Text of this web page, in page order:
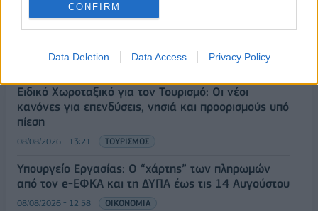
CONFIRM
Data Deletion Data Access Privacy Policy
Δυτική Αττική: Η επόμενη ημέρα μετά τις πυρκαγιές
– Τα έργα Antinero και η «μάχη» πριν από τις
ΕΛΛΑΔΑ
Ειδικό Χωροταξικό για τον Τουρισμό: Οι νέοι
κανόνες για επενδύσεις, νησιά και προορισμούς υπό
πίεση
08/08/2026 - 13:21 ΤΟΥΡΙΣΜΟΣ
Υπουργείο Εργασίας: Ο “χάρτης” των πληρωμών
από τον e-ΕΦΚΑ και τη ΔΥΠΑ έως τις 14 Αυγούστου
08/08/2026 - 12:58 ΟΙΚΟΝΟΜΙΑ